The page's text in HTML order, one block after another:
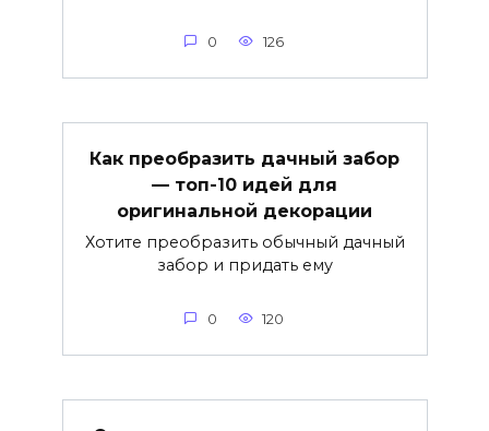
0 126
Как преобразить дачный забор
— топ-10 идей для
оригинальной декорации
Хотите преобразить обычный дачный
забор и придать ему
0 120